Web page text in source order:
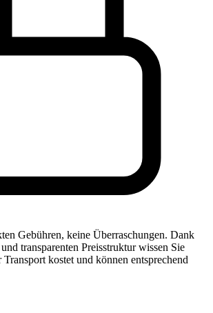
Gebühren, keine Überraschungen. Dank
transparenten Preisstruktur wissen Sie
Transport kostet und können entsprechend